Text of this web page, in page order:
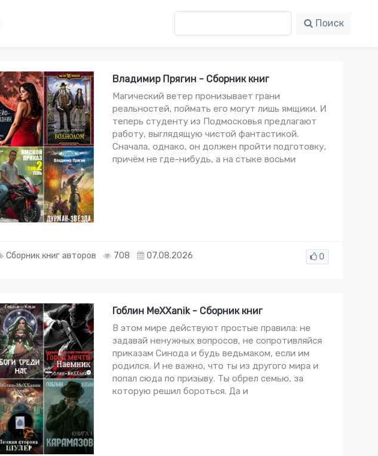
Поиск
Владимир Прягин - Сборник книг
Магический ветер пронизывает грани
реальностей, поймать его могут лишь ямщики. И
теперь студенту из Подмосковья предлагают
работу, выглядящую чистой фантастикой.
Сначала, однако, он должен пройти подготовку,
причём не где-нибудь, а на стыке восьми
Сборник книг авторов 708 07.08.2026 0
Гоблин MeXXanik - Сборник книг
В этом мире действуют простые правила: не
задавай ненужных вопросов, не сопротивляйся
приказам Синода и будь ведьмаком, если им
родился. И не важно, что ты из другого мира и
попал сюда по призыву. Ты обрел семью, за
которую решил бороться. Да и